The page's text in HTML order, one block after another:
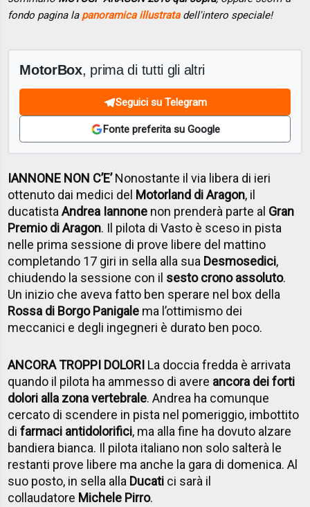
fondo pagina la panoramica illustratadell'intero speciale!
MotorBox, prima di tutti gli altri
Seguici su Telegram
Fonte preferita su Google
IANNONE NON C’E’Nonostante il via libera di ieri
ottenuto dai medici del Motorland di Aragon, il
ducatistaAndrea Iannone non prenderà parte al Gran
Premio di Aragon. Il pilota di Vasto è sceso in pista
nelle prima sessione di prove libere del mattino
completando 17 giri in sella alla sua Desmosedici,
chiudendo la sessione con il sesto crono assoluto.
Un inizio che aveva fatto ben sperare nel box della
Rossa di Borgo Panigale ma l’ottimismo dei
meccanici e degli ingegneri è durato ben poco.
ANCORA TROPPI DOLORI La doccia fredda è arrivata
quando il pilota ha ammesso di avere ancora dei forti
dolori alla zona vertebrale. Andrea ha comunque
cercato di scendere in pista nel pomeriggio, imbottito
difarmaci antidolorifici, ma alla fine ha dovuto alzare
bandiera bianca. Il pilota italiano non solo salterà le
restanti prove libere ma anche la gara di domenica. Al
suo posto, in sella alla Ducati ci sarà il
collaudatore Michele Pirro.